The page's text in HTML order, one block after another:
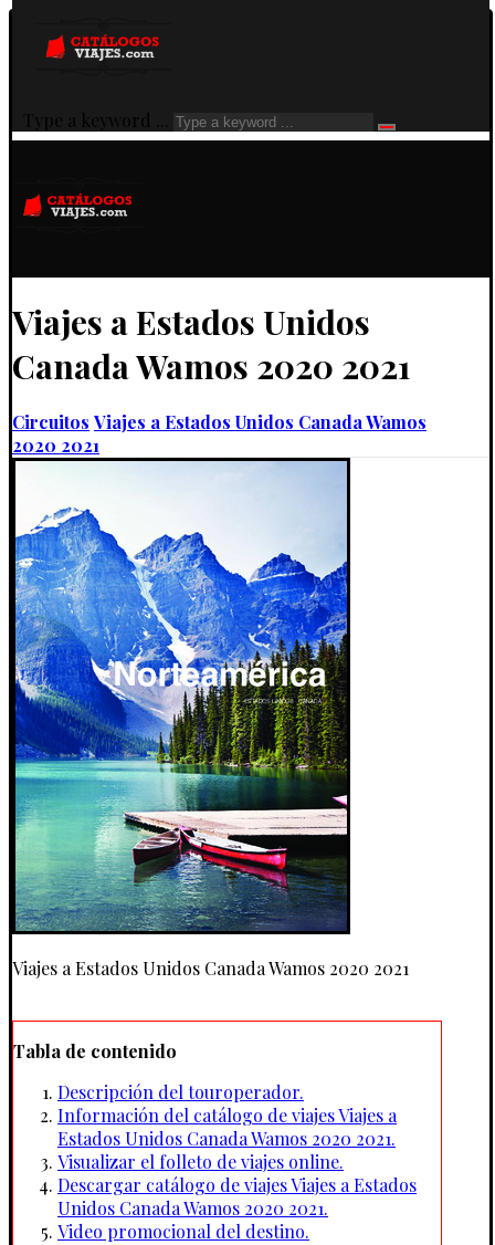
Type a keyword ...
Viajes a Estados Unidos
Canada Wamos 2020 2021
Circuitos Viajes a Estados Unidos Canada Wamos
2020 2021
Viajes a Estados Unidos Canada Wamos 2020 2021
Tabla de contenido
Descripción del touroperador.
Información del catálogo de viajes Viajes a
Estados Unidos Canada Wamos 2020 2021.
Visualizar el folleto de viajes online.
Descargar catálogo de viajes Viajes a Estados
Unidos Canada Wamos 2020 2021.
Video promocional del destino.